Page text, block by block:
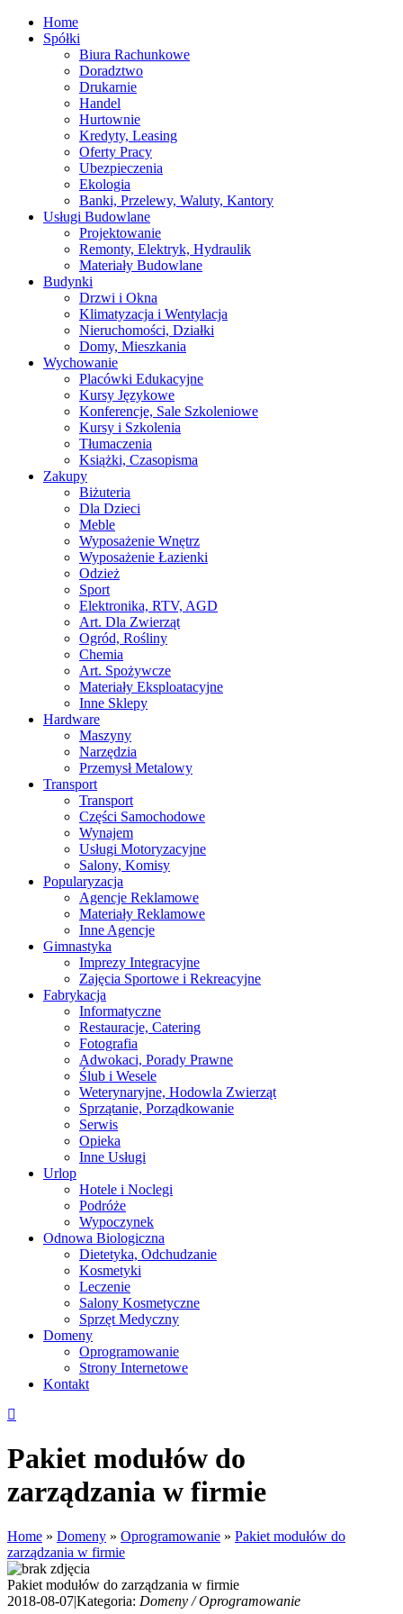
Home
Spółki
Biura Rachunkowe
Doradztwo
Drukarnie
Handel
Hurtownie
Kredyty, Leasing
Oferty Pracy
Ubezpieczenia
Ekologia
Banki, Przelewy, Waluty, Kantory
Usługi Budowlane
Projektowanie
Remonty, Elektryk, Hydraulik
Materiały Budowlane
Budynki
Drzwi i Okna
Klimatyzacja i Wentylacja
Nieruchomości, Działki
Domy, Mieszkania
Wychowanie
Placówki Edukacyjne
Kursy Językowe
Konferencje, Sale Szkoleniowe
Kursy i Szkolenia
Tłumaczenia
Książki, Czasopisma
Zakupy
Biżuteria
Dla Dzieci
Meble
Wyposażenie Wnętrz
Wyposażenie Łazienki
Odzież
Sport
Elektronika, RTV, AGD
Art. Dla Zwierząt
Ogród, Rośliny
Chemia
Art. Spożywcze
Materiały Eksploatacyjne
Inne Sklepy
Hardware
Maszyny
Narzędzia
Przemysł Metalowy
Transport
Transport
Części Samochodowe
Wynajem
Usługi Motoryzacyjne
Salony, Komisy
Popularyzacja
Agencje Reklamowe
Materiały Reklamowe
Inne Agencje
Gimnastyka
Imprezy Integracyjne
Zajęcia Sportowe i Rekreacyjne
Fabrykacja
Informatyczne
Restauracje, Catering
Fotografia
Adwokaci, Porady Prawne
Ślub i Wesele
Weterynaryjne, Hodowla Zwierząt
Sprzątanie, Porządkowanie
Serwis
Opieka
Inne Usługi
Urlop
Hotele i Noclegi
Podróże
Wypoczynek
Odnowa Biologiczna
Dietetyka, Odchudzanie
Kosmetyki
Leczenie
Salony Kosmetyczne
Sprzęt Medyczny
Domeny
Oprogramowanie
Strony Internetowe
Kontakt
Pakiet modułów do
zarządzania w firmie
Home » Domeny » Oprogramowanie » Pakiet modułów do
zarządzania w firmie
Pakiet modułów do zarządzania w firmie
2018-08-07|Kategoria: Domeny / Oprogramowanie